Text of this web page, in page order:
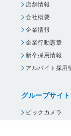
店舗情報
会社概要
企業情報
企業行動憲章
新卒採用情報
アルバイト採用
グループサイト
ビックカメラ